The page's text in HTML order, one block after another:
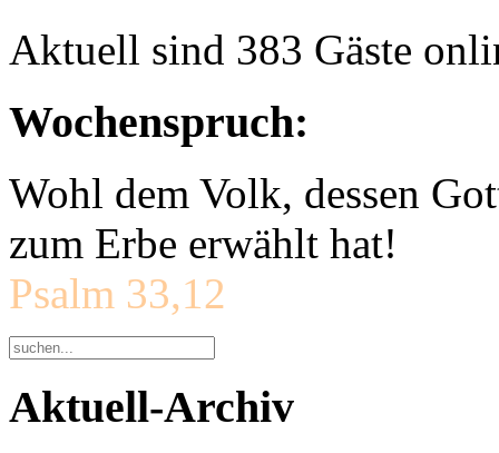
Aktuell sind 383 Gäste
Wochenspruch:
Wohl dem Volk, dessen
zum Erbe erwählt hat!
Psalm 33,12
Aktuell-Archiv